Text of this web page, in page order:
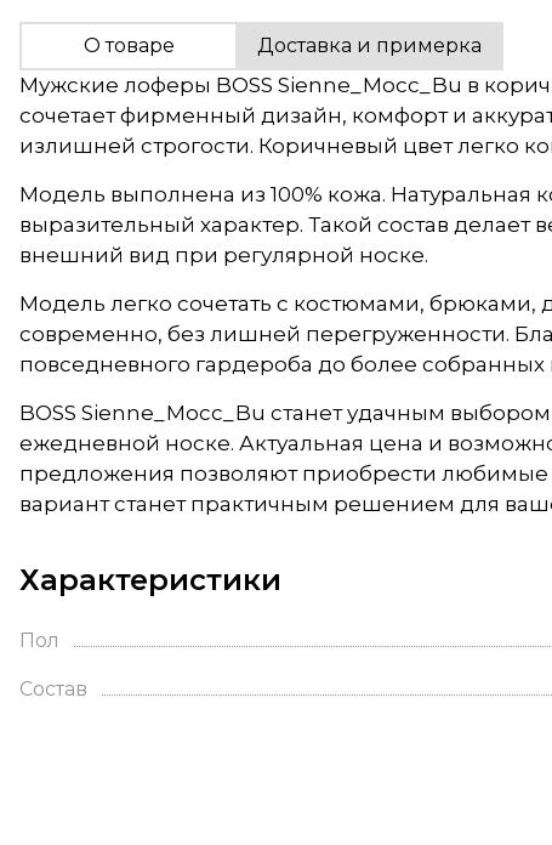
О товаре Доставка и примерка
Мужские лоферы BOSS Sienne_Mocc_Bu в
сочетает фирменный дизайн, комфорт и
излишней строгости. Коричневый цвет легко
Модель выполнена из 100% кожа. Натуральная
выразительный характер. Такой состав
внешний вид при регулярной носке.
Модель легко сочетать с костюмами,
современно, без лишней перегруженности.
повседневного гардероба до более собранных
BOSS Sienne_Mocc_Bu станет удачным
ежедневной носке. Актуальная цена и
предложения позволяют приобрести любимые
вариант станет практичным решением для
Характеристики
Пол
Состав